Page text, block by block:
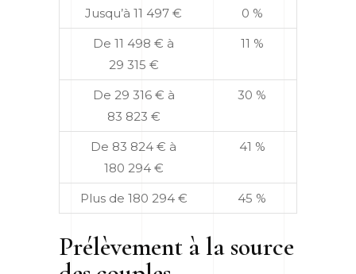
Jusqu’à 11 497 €
0 %
De 11 498 € à
29 315 €
11 %
De 29 316 € à
83 823 €
30 %
De 83 824 € à
180 294 €
41 %
Plus de 180 294 € 45 %
Prélèvement à la source